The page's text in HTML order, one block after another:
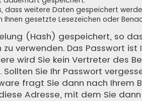
dass weitere Daten gespeichert
gesetzte Lesezeichen oder
(Hash) gespeichert, so
verwenden. Das Passwort
wird Sie kein Vertreter des
Sie Ihr Passwort
fragt Sie dann nach
Adresse, mit dem Sie